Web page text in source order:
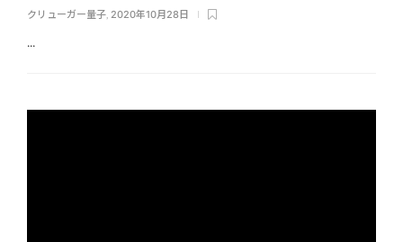
クリューガー量子 2020年10月28日
...